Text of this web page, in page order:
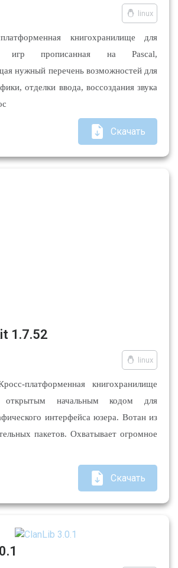
linux
книгохранилище для
игр прописанная на Pascal,
нужный перечень возможностей для
отделки ввода, воссоздания звука
Скачать
1.7.52
linux
платформенная книгохранилище
начальным кодом для
интерфейса юзера. Вотан из
пакетов. Охватывает огромное
Скачать